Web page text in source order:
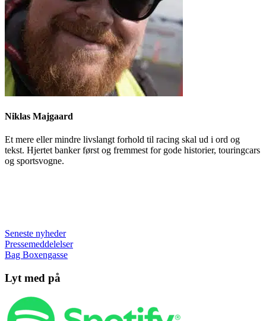
Niklas Majgaard
Et mere eller mindre livslangt forhold til racing skal ud i ord og
tekst. Hjertet banker først og fremmest for gode historier, touringcars
og sportsvogne.
Seneste nyheder
Pressemeddelelser
Bag Boxengasse
Lyt med på